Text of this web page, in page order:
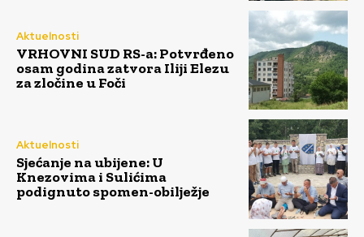
Aktuelnosti
VRHOVNI SUD RS-a: Potvrđeno
osam godina zatvora Iliji Elezu
za zločine u Foči
Aktuelnosti
Sjećanje na ubijene: U
Knezovima i Sulićima
podignuto spomen-obilježje